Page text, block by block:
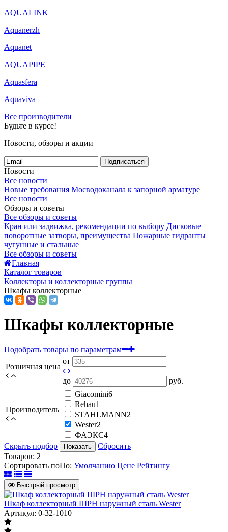
AQUALINK
Aquanerzh
Aquanet
AQUAPIPE
Aquasfera
Aquaviva
Все производители
Будьте в курсе!
Новости, обзоры и акции
Подписаться
Новости
Все новости
Новые требования Мосводоканала к запорной арматуре
Все новости
Обзоры и советы
Все обзоры и советы
Кран или задвижка, рекомендации по выбору Дисковые
поворотные затворы, преимущества Пожарные гидранты
чугунные и стальные
Все обзоры и советы
Главная
Каталог товаров
Коллекторы и коллекторные группы
Шкафы коллекторные
Шкафы коллекторные
Подобрать товары по параметрам
Розничная цена
от
до руб.
Производитель
Giacomini6
Rehau1
STAHLMANN2
Wester2
ФАЭКС4
Скрыть подбор
Показать
Сбросить
Товаров: 2
Сортировать поПо: Умолчанию Цене Рейтингу
Быстрый просмотр
Шкаф коллекторный ШРН наружный сталь Wester
Артикул: 0-32-1010